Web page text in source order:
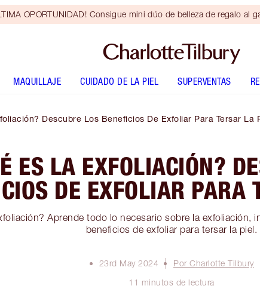
OPORTUNIDAD! Consigue mini dúo de belleza de regalo al
MAQUILLAJE CUIDADO DE LA PIEL SUPERVENTAS
Descubre Los Beneficios De Exfoliar Para Tersar La
ES LA EXFOLIACIÓN?
DE EXFOLIAR PARA
Aprende todo lo necesario sobre la exfoliación,
beneficios de exfoliar para tersar la piel.
23rd May 2024
Por Charlotte Tilbury
11 minutos de lectura